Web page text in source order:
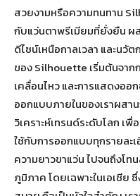
สวยงามหรือความทนทาน
กับแว่นตาพรีเมียมที่ยั่งยืน ผ
ดีไซน์เหนือกาลเวลา และน
ของ Silhouette เริ่มต้นจาก
เคลื่อนไหว และการแสดงอ
ออกแบบภายในของเราผสา
วิเคราะห์เทรนด์ระดับโลก เพื่
ใช้กับการออกแบบทุกรายล
ความยาวขาแว่น ไปจนถึงโท
ภูมิภาค โดยเฉพาะในเอเชีย